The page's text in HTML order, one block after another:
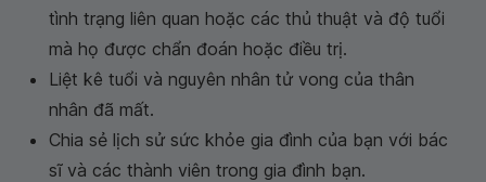
tình trạng liên quan hoặc các thủ thuật và độ tuổi
mà họ được chẩn đoán hoặc điều trị.
Liệt kê tuổi và nguyên nhân tử vong của thân
nhân đã mất.
Chia sẻ lịch sử sức khỏe gia đình của bạn với bác
sĩ và các thành viên trong gia đình bạn.